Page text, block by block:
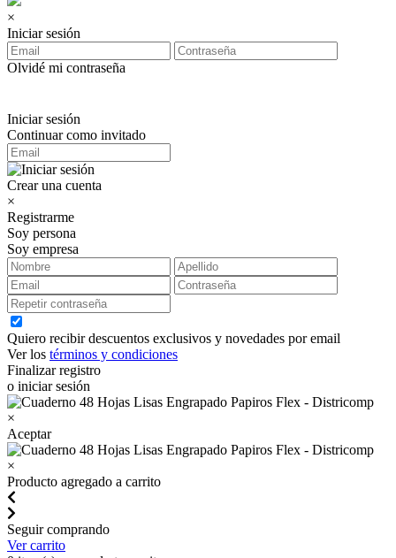
×
Iniciar sesión
Olvidé mi contraseña
Iniciar sesión
Continuar como invitado
Crear una cuenta
×
Registrarme
Soy persona
Soy empresa
Quiero recibir descuentos exclusivos y novedades por email
Ver los términos y condiciones
Finalizar registro
o iniciar sesión
×
Aceptar
×
Producto agregado a carrito
Seguir comprando
Ver carrito